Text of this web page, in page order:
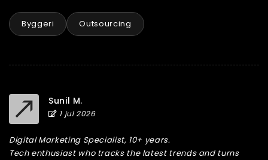
Byggeri Outsourcing
Sunil M.
1 jul 2026
Digital Marketing Specialist, 10+ years.
Tech enthusiast who tracks the latest trends and turns